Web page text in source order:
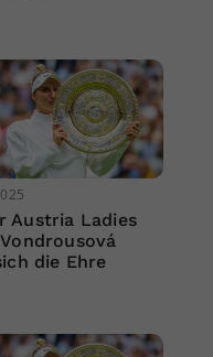
Austria Ladies
die Ehre